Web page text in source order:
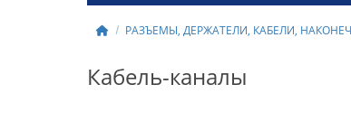
РАЗЪЕМЫ, ДЕРЖАТЕЛИ, КАБЕЛИ,
Кабель-каналы